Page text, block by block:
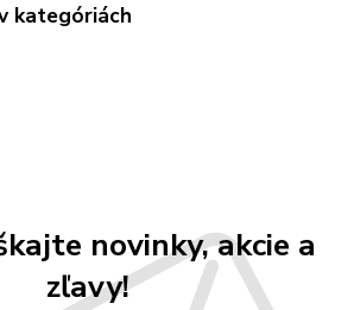
kategóriách
novinky, akcie a
zľavy!